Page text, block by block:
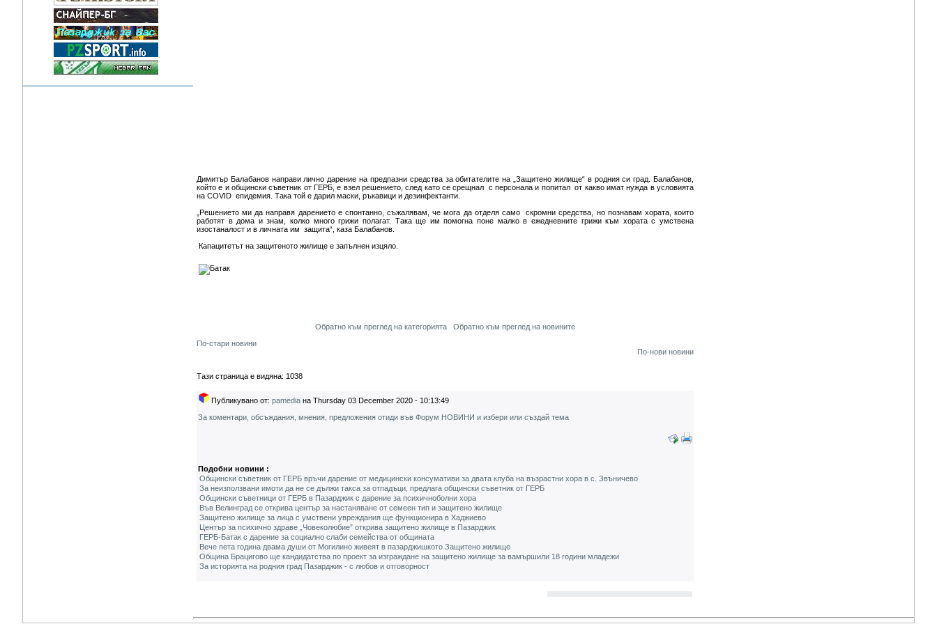
Димитър Балабанов направи лично дарение на предпазни средства за обитателите на „Защитено жилище“ в родния си град. Балабанов,
който е и общински съветник от ГЕРБ, е взел решението, след като се срещнал с персонала и попитал от какво имат нужда в условията
на COVID епидемия. Така той е дарил маски, ръкавици и дезинфектанти.
„Решението ми да направя дарението е спонтанно, съжалявам, че мога да отделя само скромни средства, но познавам хората, които
работят в дома и знам, колко много грижи полагат. Така ще им помогна поне малко в ежедневните грижи към хората с умствена
изостаналост и в личната им защита“, каза Балабанов.
Капацитетът на защитеното жилище е запълнен изцяло.
Обратно към преглед на категорията
Обратно към преглед на новините
По-стари новини
По-нови новини
Тази страница е видяна: 1038
Публикувано от: pamedia на Thursday 03 December 2020 - 10:13:49
За коментари, обсъждания, мнения, предложения отиди във Форум НОВИНИ и избери или създай тема
Подобни новини :
Общински съветник от ГЕРБ връчи дарение от медицински консумативи за двата клуба на възрастни хора в с. Звъничево
За неизползвани имоти да не се дължи такса за отпадъци, предлага общински съветник от ГЕРБ
Общински съветници от ГЕРБ в Пазарджик с дарение за психичноболни хора
Във Велинград се открива център за настаняване от семеен тип и защитено жилище
Защитено жилище за лица с умствени увреждания ще функционира в Хаджиево
Център за психично здраве „Човеколюбие” открива защитено жилище в Пазарджик
ГЕРБ-Батак с дарение за социално слаби семейства от общината
Вече пета година двама души от Могилино живеят в пазарджишкото Защитено жилище
Община Брацигово ще кандидатства по проект за изграждане на защитено жилище за вамършили 18 години младежи
За историята на родния град Пазарджик - с любов и отговорност